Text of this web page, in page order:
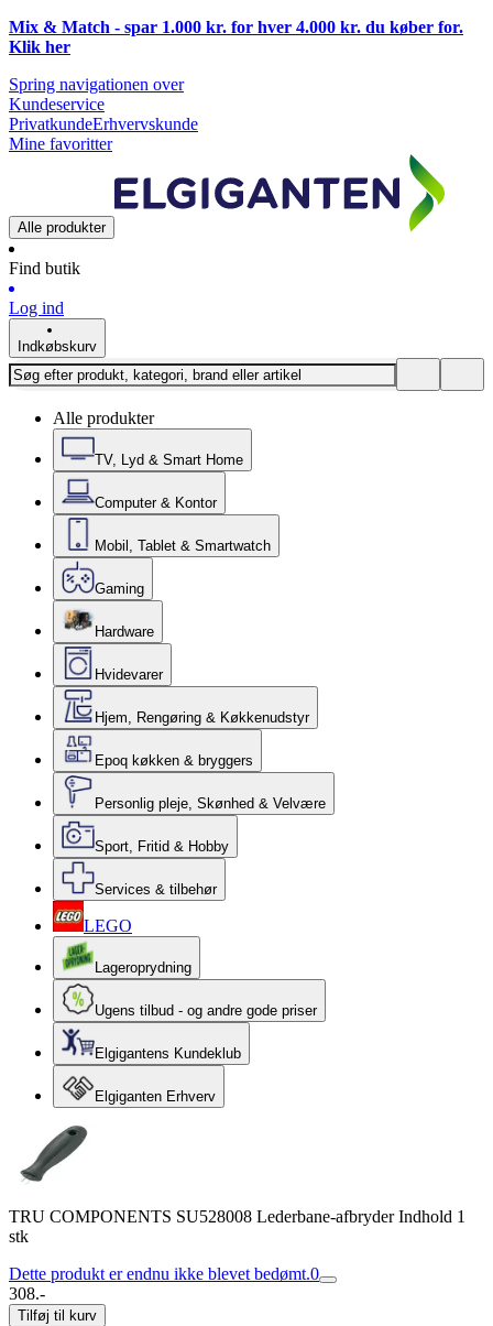
Mix & Match - spar 1.000 kr. for hver 4.000 kr. du køber for.
Klik her
Spring navigationen over
Kundeservice
PrivatkundeErhvervskunde
Mine favoritter
Alle produkter
Find butik
Log ind
Indkøbskurv
Alle produkter
TV, Lyd & Smart Home
Computer & Kontor
Mobil, Tablet & Smartwatch
Gaming
Hardware
Hvidevarer
Hjem, Rengøring & Køkkenudstyr
Epoq køkken & bryggers
Personlig pleje, Skønhed & Velvære
Sport, Fritid & Hobby
Services & tilbehør
LEGO
Lageroprydning
Ugens tilbud - og andre gode priser
Elgigantens Kundeklub
Elgiganten Erhverv
TRU COMPONENTS SU528008 Lederbane-afbryder Indhold 1
stk
Dette produkt er endnu ikke blevet bedømt.0
308.-
Tilføj til kurv